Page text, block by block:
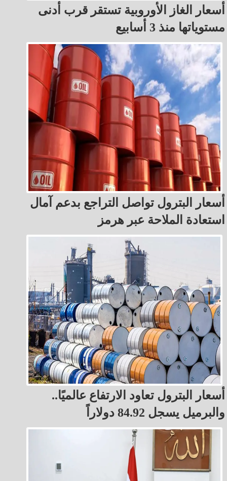
أسعار الغاز الأوروبية تستقر قرب أدنى
مستوياتها منذ 3 أسابيع
أسعار البترول تواصل التراجع بدعم آمال
استعادة الملاحة عبر هرمز
أسعار البترول تعاود الارتفاع عالميًا..
والبرميل يسجل 84.92 دولاراً